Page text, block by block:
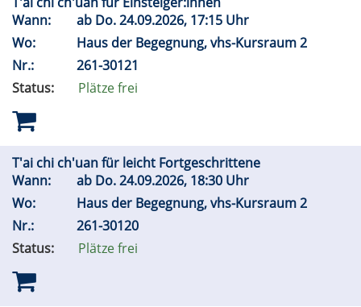
Wann:
ab Do.24.09.2026, 17:15 Uhr
Wo:
Haus der Begegnung, vhs-Kursraum 2
Nr.:
261-30121
Status:
Plätze frei
T'ai chi ch'uan für leicht Fortgeschrittene
Wann:
ab Do.24.09.2026, 18:30 Uhr
Wo:
Haus der Begegnung, vhs-Kursraum 2
Nr.:
261-30120
Status:
Plätze frei